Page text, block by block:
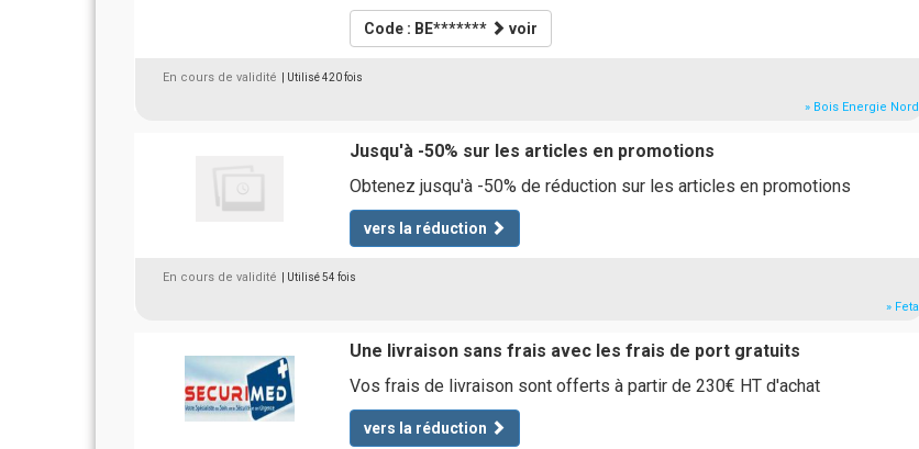
Code : BE******* voir
En cours de validité | Utilisé 420 fois
» Bois Energie Nord
Jusqu'à -50% sur les articles en promotions
Obtenez jusqu'à -50% de réduction sur les articles en promotions
vers la réduction
En cours de validité | Utilisé 54 fois
» Feta
Une livraison sans frais avec les frais de port gratuits
Vos frais de livraison sont offerts à partir de 230€ HT d'achat
vers la réduction